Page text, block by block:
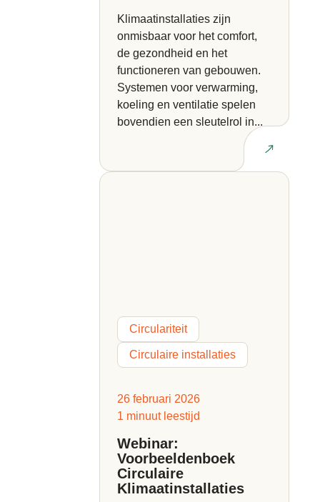
Klimaatinstallaties zijn
onmisbaar voor het comfort,
de gezondheid en het
functioneren van gebouwen.
Systemen voor verwarming,
koeling en ventilatie spelen
bovendien een sleutelrol in...
Lees artikel
Circulariteit
Circulaire installaties
26 februari 2026
1 minuut leestijd
Webinar:
Voorbeeldenboek
Circulaire
Klimaatinstallaties